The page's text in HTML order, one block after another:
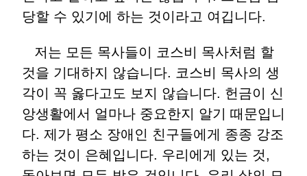
당할 수 있기에 하는 것이라고 여깁니다.
저는 모든 목사들이 코스비 목사처럼 할
것을 기대하지 않습니다. 코스비 목사의 생
각이 꼭 옳다고도 보지 않습니다. 헌금이 신
앙생활에서 얼마나 중요한지 알기 때문입니
다. 제가 평소 장애인 친구들에게 종종 강조
하는 것이 은혜입니다. 우리에게 있는 것,